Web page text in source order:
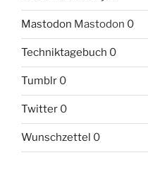
Mastodon Mastodon 0
Techniktagebuch 0
Tumblr 0
Twitter 0
Wunschzettel 0